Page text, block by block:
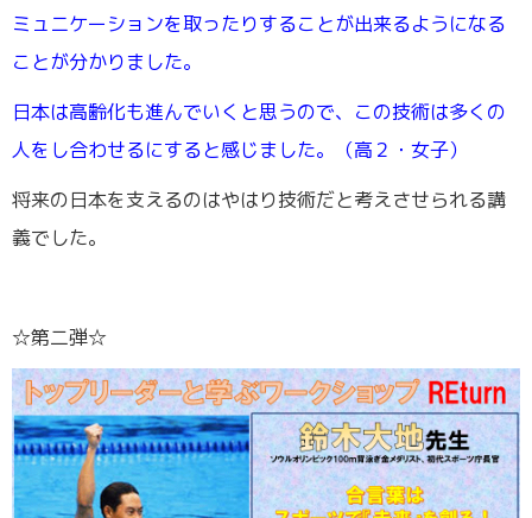
ミュニケーションを取ったりすることが出来るようになる
ことが分かりました。
日本は高齢化も進んでいくと思うので、この技術は多くの
人をし合わせるにすると感じました。（高２・女子）
将来の日本を支えるのはやはり技術だと考えさせられる講
義でした。
☆第二弾☆